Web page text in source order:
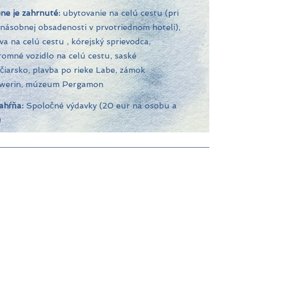
je zahrnuté: ubytovanie na celú cestu (pri
obsadenosti v prvotriednom hoteli),
na celú cestu , kórejský sprievodca,
vozidlo na celú cestu, saské
plavba po rieke Labe, zámok
múzeum Pergamon
Spoločné výdavky (20 eur na osobu a